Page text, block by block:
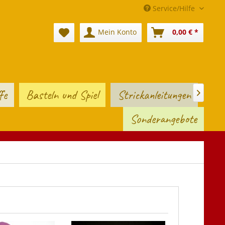
Service/Hilfe
Mein Konto 0,00 € *
Basteln und Spiel
Strickanleitungen
Sonderangebote
